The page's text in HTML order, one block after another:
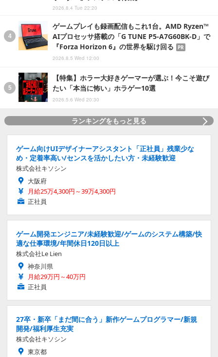
2026.8.4 Tue 22:20
ゲームプレイも録画配信もこれ1台。AMD Ryzen™
AIプロセッサ搭載の「G TUNE P5-A7G60BK-D」で
『Forza Horizon 6』の世界を駆け回る
PR
2026.8.5 Wed 12:00
【特集】ホラー大好きゲーマーが選ぶ！今こそ遊び
たい「本当に怖い」ホラゲー10選
2026.5.6 Wed 20:30
ランキングをもっと見る
ゲーム向けUIデザイナーアシスタント「正社員」残業少な
め・定着率高い/センスを活かしたい方・未経験歓迎
株式会社キソシン
大阪府
月給25万4,300円～39万4,300円
正社員
ゲーム開発エンジニア/未経験歓迎/ゲームのシステム構築/快
適な仕事環境/年間休日120日以上
株式会社Le Lien
神奈川県
月給29万円～40万円
正社員
27卒・新卒「まだ間に合う」新作ゲームプログラマー/新規
開発/福利厚生充実
株式会社キソシン
東京都